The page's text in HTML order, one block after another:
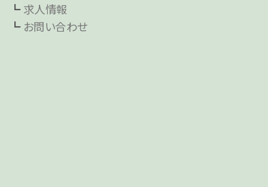
┗求人情報
┗ お問い合わせ